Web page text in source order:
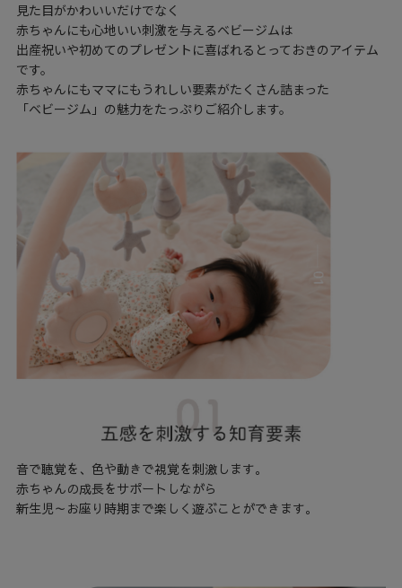
見た目がかわいいだけでなく
赤ちゃんにも心地いい刺激を与えるベビージムは
出産祝いや初めてのプレゼントに喜ばれるとっておきのアイテム
です。
赤ちゃんにもママにもうれしい要素がたくさん詰まった
「ベビージム」の魅力をたっぷりご紹介します。
音で聴覚を、色や動きで視覚を刺激します。
赤ちゃんの成長をサポートしながら
新生児～お座り時期まで楽しく遊ぶことができます。